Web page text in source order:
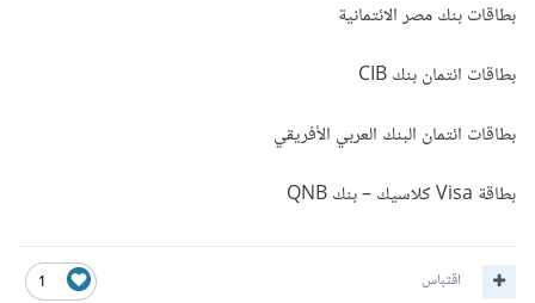
بطاقات بنك مصر الائتمانية
بطاقات ائتمان بنك CIB
بطاقات ائتمان البنك العربي الأفريقي
بطاقة Visa كلاسيك – بنك QNB
1 اقتباس